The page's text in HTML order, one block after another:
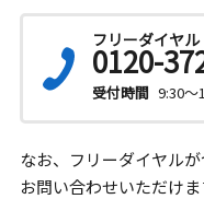
フリーダイヤル
0120-
受付時間 9:30～
なお、フリーダイヤル
お問い合わせいただけま